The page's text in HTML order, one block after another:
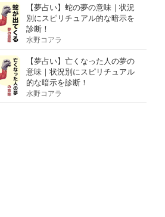
【夢占い】蛇の夢の意味｜状況
別にスピリチュアル的な暗示を
診断！
水野コアラ
【夢占い】亡くなった人の夢の
意味｜状況別にスピリチュアル
的な暗示を診断！
水野コアラ